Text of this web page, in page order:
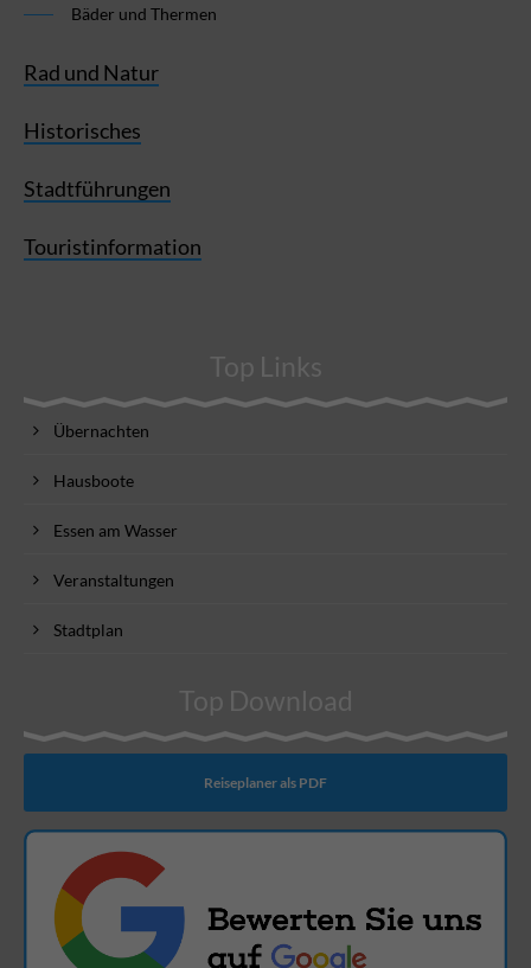
Bäder und Thermen
Rad und Natur
Historisches
Stadtführungen
Touristinformation
Top Links
Übernachten
Hausboote
Essen am Wasser
Veranstaltungen
Stadtplan
Top Download
Reiseplaner als PDF